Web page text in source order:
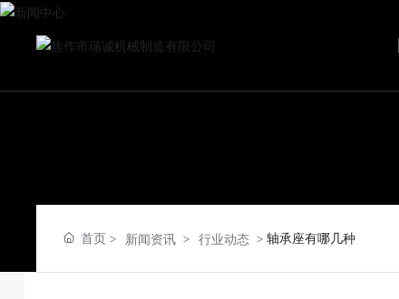
首页 新闻资讯 行业动态 轴承座有哪几种